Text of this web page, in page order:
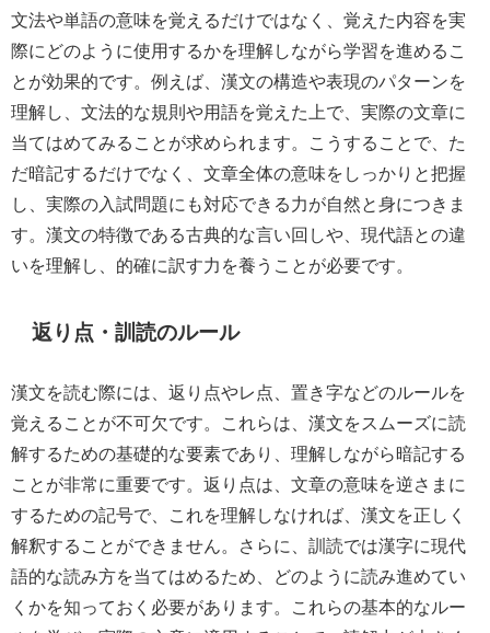
文法や単語の意味を覚えるだけではなく、覚えた内容を実
際にどのように使用するかを理解しながら学習を進めるこ
とが効果的です。例えば、漢文の構造や表現のパターンを
理解し、文法的な規則や用語を覚えた上で、実際の文章に
当てはめてみることが求められます。こうすることで、た
だ暗記するだけでなく、文章全体の意味をしっかりと把握
し、実際の入試問題にも対応できる力が自然と身につきま
す。漢文の特徴である古典的な言い回しや、現代語との違
いを理解し、的確に訳す力を養うことが必要です。
返り点・訓読のルール
漢文を読む際には、返り点やレ点、置き字などのルールを
覚えることが不可欠です。これらは、漢文をスムーズに読
解するための基礎的な要素であり、理解しながら暗記する
ことが非常に重要です。返り点は、文章の意味を逆さまに
するための記号で、これを理解しなければ、漢文を正しく
解釈することができません。さらに、訓読では漢字に現代
語的な読み方を当てはめるため、どのように読み進めてい
くかを知っておく必要があります。これらの基本的なルー